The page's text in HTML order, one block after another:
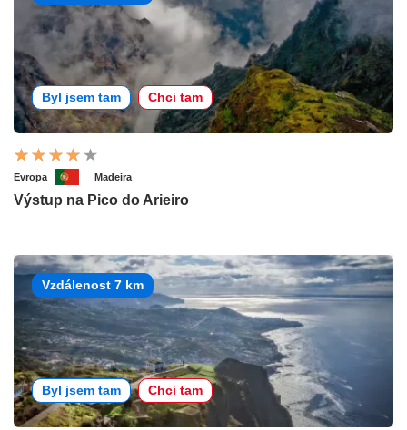
Byl jsem tam Chci tam
Evropa Madeira
Výstup na Pico do Arieiro
Vzdálenost 7 km
Byl jsem tam Chci tam